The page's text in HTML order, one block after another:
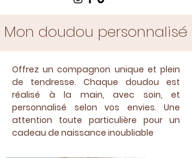
Mon doudou personnalisé
Offrez un compagnon unique et plein
de tendresse. Chaque doudou est
réalisé à la main, avec soin, et
personnalisé selon vos envies. Une
attention toute particulière pour un
cadeau de naissance inoubliable